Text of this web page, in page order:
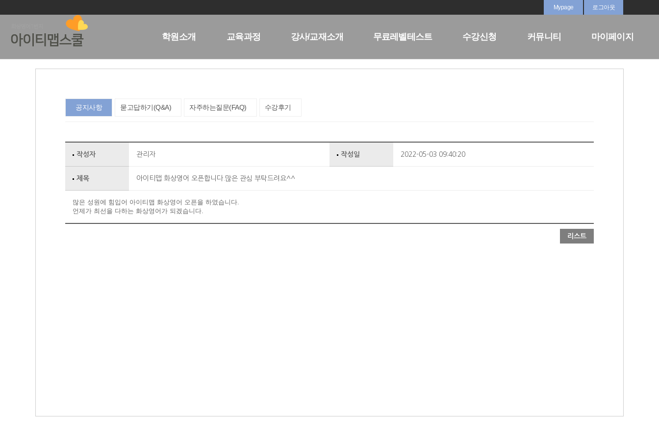
로그아웃
Mypage
학원소개 교육과정 강사/교재소개 무료레벨테스트 수강신청 커뮤니티 마이페이지
공지사항 묻고답하기(Q&A) 자주하는질문(FAQ) 수강후기